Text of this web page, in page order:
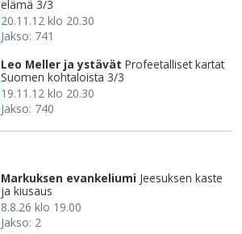
elämä 3/3
20.11.12 klo 20.30
Jakso: 741
Leo Meller ja ystävät Profeetalliset kartat
Suomen kohtaloista 3/3
19.11.12 klo 20.30
Jakso: 740
Markuksen evankeliumi Jeesuksen kaste
ja kiusaus
8.8.26 klo 19.00
Jakso: 2